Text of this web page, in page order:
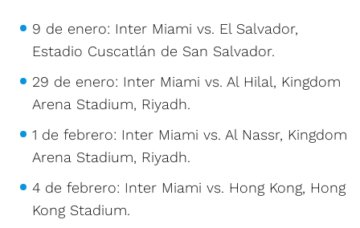
9 de enero: Inter Miami vs. El Salvador,
Estadio Cuscatlán de San Salvador.
29 de enero: Inter Miami vs. Al Hilal, Kingdom
Arena Stadium, Riyadh.
1 de febrero: Inter Miami vs. Al Nassr, Kingdom
Arena Stadium, Riyadh.
4 de febrero: Inter Miami vs. Hong Kong, Hong
Kong Stadium.